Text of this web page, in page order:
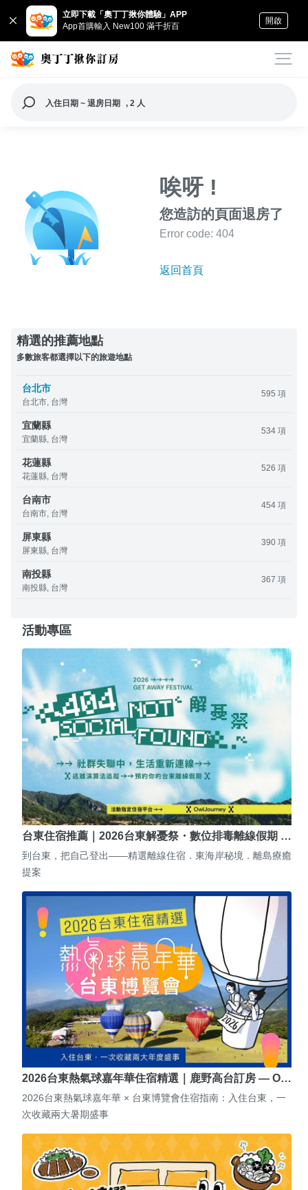
立即下載「奧丁丁揪你體驗」APP
App首購輸入 New100 滿千折百
開啟
入住日期 ~ 退房日期 , 2 人
唉呀 !
您造訪的頁面退房了
Error code: 404
返回首頁
精選的推薦地點
多數旅客都選擇以下的旅遊地點
台北市
台北市, 台灣
595 項
宜蘭縣
宜蘭縣, 台灣
534 項
花蓮縣
花蓮縣, 台灣
526 項
台南市
台南市, 台灣
454 項
屏東縣
屏東縣, 台灣
390 項
南投縣
南投縣, 台灣
367 項
活動專區
台東住宿推薦｜2026台東解憂祭・數位排毒離線假期 …
到台東，把自己登出——精選離線住宿．東海岸秘境．離島療癒
提案
2026台東熱氣球嘉年華住宿精選｜鹿野高台訂房 — O…
2026台東熱氣球嘉年華 × 台東博覽會住宿指南：入住台東，一
次收藏兩大暑期盛事